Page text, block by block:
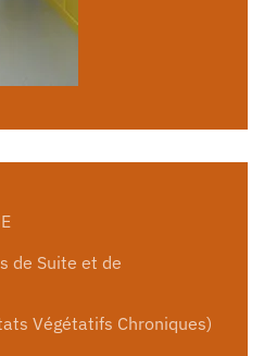
de Suite et de
Végétatifs Chroniques)